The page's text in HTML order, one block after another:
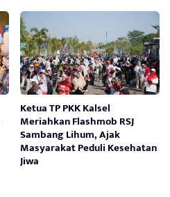
Ketua TP PKK Kalsel
Meriahkan Flashmob RSJ
Sambang Lihum, Ajak
Masyarakat Peduli Kesehatan
Jiwa